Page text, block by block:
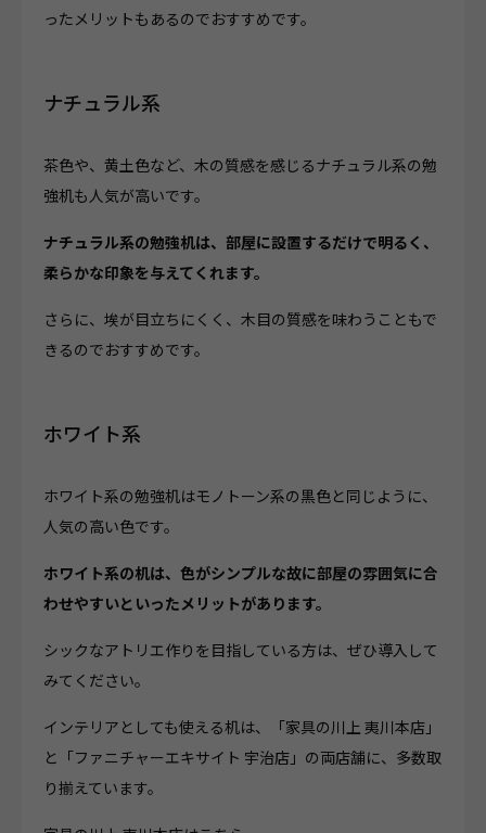
ったメリットもあるのでおすすめです。
ナチュラル系
茶色や、黄土色など、木の質感を感じるナチュラル系の勉
強机も人気が高いです。
ナチュラル系の勉強机は、部屋に設置するだけで明るく、
柔らかな印象を与えてくれます。
さらに、埃が目立ちにくく、木目の質感を味わうこともで
きるのでおすすめです。
ホワイト系
ホワイト系の勉強机はモノトーン系の黒色と同じように、
人気の高い色です。
ホワイト系の机は、色がシンプルな故に部屋の雰囲気に合
わせやすいといったメリットがあります。
シックなアトリエ作りを目指している方は、ぜひ導入して
みてください。
インテリアとしても使える机は、「家具の川上 夷川本店」
と「ファニチャーエキサイト 宇治店」の両店舗に、多数取
り揃えています。